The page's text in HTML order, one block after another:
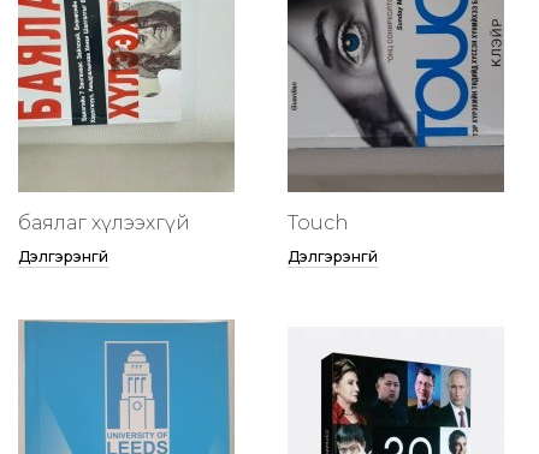
баялаг хүлээхгүй
Дэлгэрэнгүй
Touch
Дэлгэрэнгүй